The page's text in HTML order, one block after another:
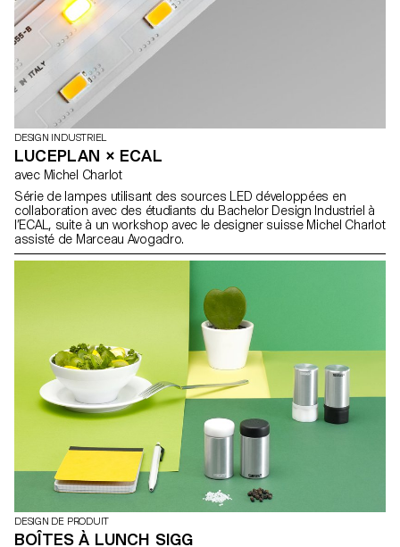
DESIGN INDUSTRIEL
LUCEPLAN × ECAL
avec Michel Charlot
Série de lampes utilisant des sources LED développées en
collaboration avec des étudiants du Bachelor Design Industriel à
l’ECAL, suite à un workshop avec le designer suisse Michel Charlot
assisté de Marceau Avogadro.
DESIGN DE PRODUIT
BOÎTES À LUNCH SIGG